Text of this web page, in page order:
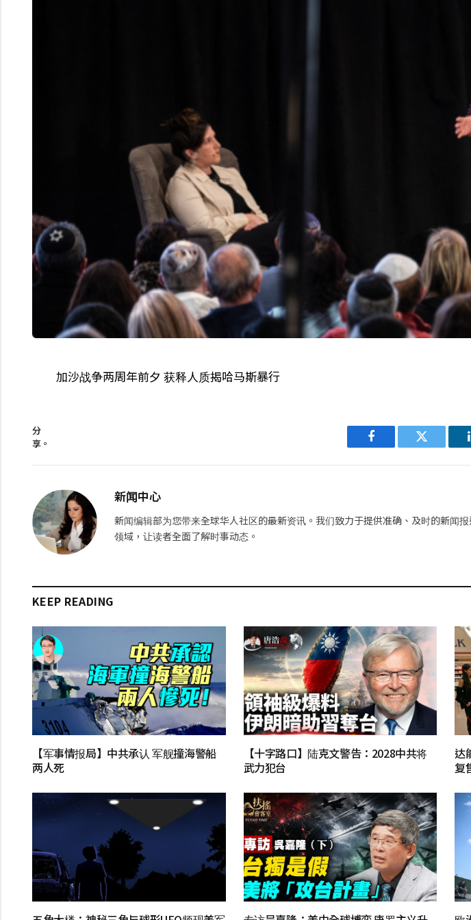
加沙战争两周年前夕 获释人质揭哈马斯暴行
分
享。
Facebook Twitter
新闻中心
新闻编辑部为您带来全球华人社区的最新资讯。我们致力于提供准确、及时的新闻
领域，让读者全面了解时事动态。
KEEP READING
【军事情报局】中共承认 军舰撞海警船
两人死
【十字路口】陆克文警告：2028中共将
武力犯台
达
复